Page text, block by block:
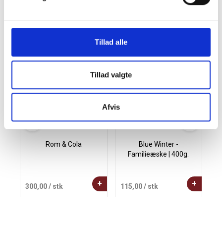
Tillad alle
Tillad valgte
Afvis
Andre købte også
Rom & Cola
300,00/ stk +
Blue Winter -
Familieæske | 400g.
115,00 / stk +